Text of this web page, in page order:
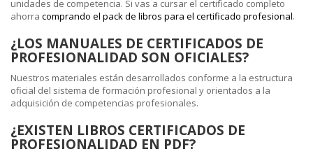
unidades de competencia. Si vas a cursar el certificado completo
ahorra comprando el pack de libros para el certificado profesional.
¿LOS MANUALES DE CERTIFICADOS DE
PROFESIONALIDAD SON OFICIALES?
Nuestros materiales están desarrollados conforme a la estructura
oficial del sistema de formación profesional y orientados a la
adquisición de competencias profesionales.
¿EXISTEN LIBROS CERTIFICADOS DE
PROFESIONALIDAD EN PDF?